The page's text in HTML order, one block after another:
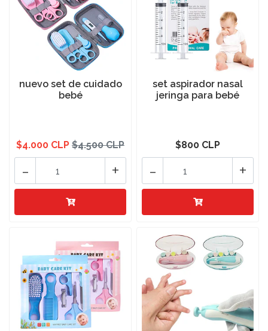
nuevo set de cuidado
bebé
$4.000 CLP $4.500 CLP
+
-
set aspirador nasal
jeringa para bebé
$800 CLP
+
-